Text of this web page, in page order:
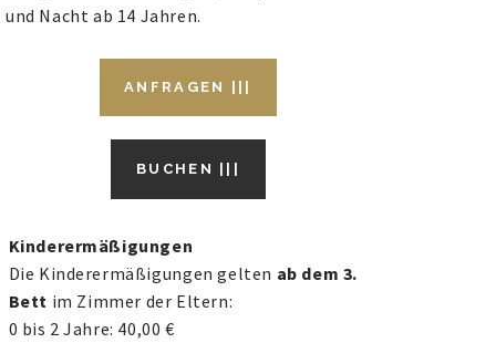
und Nacht ab 14 Jahren.
ANFRAGEN |||
BUCHEN |||
Kinderermäßigungen
Die Kinderermäßigungen gelten ab dem 3.
Bett im Zimmer der Eltern:
0 bis 2 Jahre: 40,00 €